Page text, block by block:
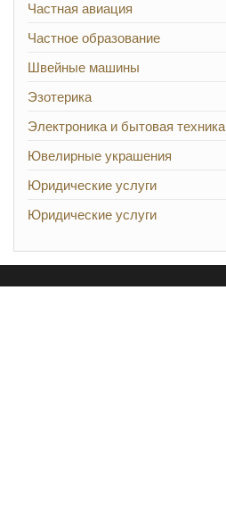
Частная авиация
Частное образование
Швейные машины
Эзотерика
Электроника и бытовая техника
Ювелирные украшения
Юридические услуги
Юридические услуги